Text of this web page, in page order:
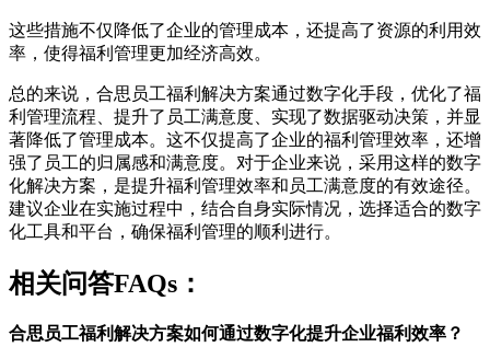
这些措施不仅降低了企业的管理成本，还提高了资源的利用效
率，使得福利管理更加经济高效。
总的来说，合思员工福利解决方案通过数字化手段，优化了福
利管理流程、提升了员工满意度、实现了数据驱动决策，并显
著降低了管理成本。这不仅提高了企业的福利管理效率，还增
强了员工的归属感和满意度。对于企业来说，采用这样的数字
化解决方案，是提升福利管理效率和员工满意度的有效途径。
建议企业在实施过程中，结合自身实际情况，选择适合的数字
化工具和平台，确保福利管理的顺利进行。
相关问答FAQs：
合思员工福利解决方案如何通过数字化提升企业福利效率？